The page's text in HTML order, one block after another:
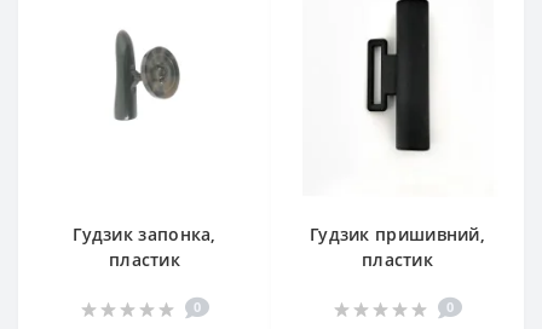
Гудзик запонка,
пластик
0
Гудзик пришивний,
пластик
0